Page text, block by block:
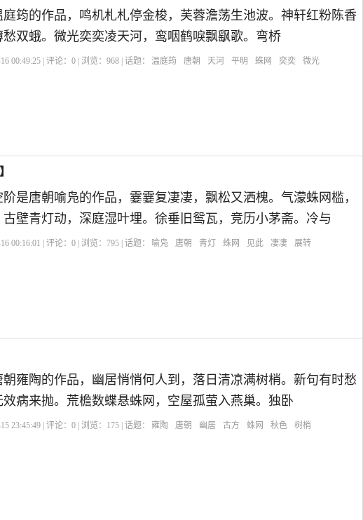
筠的作品，鸣机札札停金梭，芙蓉澹荡生池波。神轩红粉陈香
愁双蛾。微光奕奕凌天河，鸾咽鹤唳飘飖歌。弯桥
00:49:25 | 评论：0 | 浏览：968 | 话题： 温庭筠 唐朝 天河 平明 蛛网 奕奕 微光
是唐朝喻凫的作品，霎霎复凄凄，飘松又洒槐。气濛蛛网槛，
壁青灯动，深庭湿叶埋。徐垂旧鸳瓦，竞历小茅斋。冷与
00:16:01 | 评论：0 | 浏览： 795 | 话题： 喻凫 唐朝 青灯 蛛网 见此 凄凄 展转
雍陶的作品，幽居悄悄何人到，落日清凉满树梢。新句有时愁
效病来抛。荒檐数蝶悬蛛网，空屋孤萤入燕巢。独卧
23:45:49 | 评论：0 | 浏览： 175 | 话题： 雍陶 唐朝 幽居 古方 蛛网 秋色 树梢